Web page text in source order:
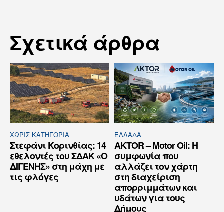
Σχετικά άρθρα
ΧΩΡΊΣ ΚΑΤΗΓΟΡΊΑ
Στεφάνι Κορινθίας: 14
εθελοντές του ΣΔΑΚ «Ο
ΔΙΓΕΝΗΣ» στη μάχη με
τις φλόγες
ΕΛΛΆΔΑ
AKTOR – Motor Oil: Η
συμφωνία που
αλλάζει τον χάρτη
στη διαχείριση
απορριμμάτων και
υδάτων για τους
Δήμους